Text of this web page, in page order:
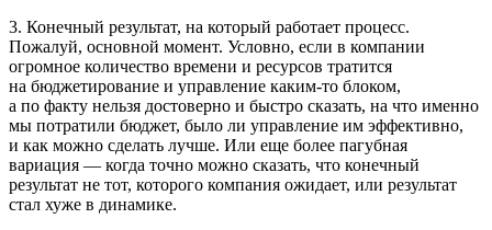
3. Конечный результат, на который работает процесс.
Пожалуй, основной момент. Условно, если в компании
огромное количество времени и ресурсов тратится
на бюджетирование и управление каким-то блоком,
а по факту нельзя достоверно и быстро сказать, на что именно
мы потратили бюджет, было ли управление им эффективно,
и как можно сделать лучше. Или еще более пагубная
вариация — когда точно можно сказать, что конечный
результат не тот, которого компания ожидает, или результат
стал хуже в динамике.